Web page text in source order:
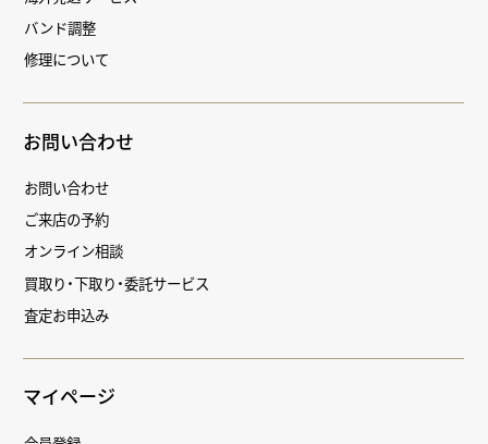
バンド調整
修理について
お問い合わせ
お問い合わせ
ご来店の予約
オンライン相談
買取り・下取り・委託サービス
査定お申込み
マイページ